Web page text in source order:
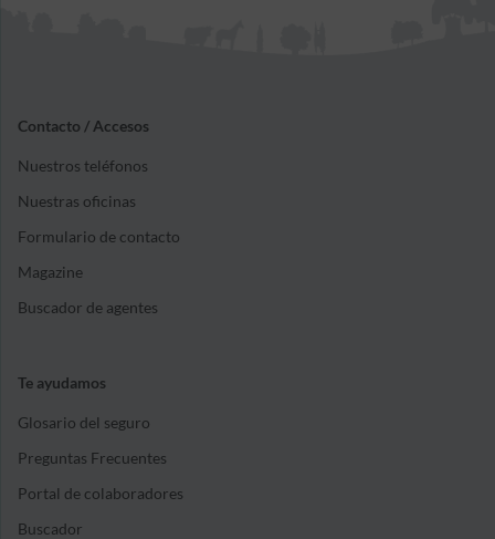
Contacto / Accesos
Nuestros teléfonos
Nuestras oficinas
Formulario de contacto
Magazine
Buscador de agentes
Te ayudamos
Glosario del seguro
Preguntas Frecuentes
Portal de colaboradores
Buscador